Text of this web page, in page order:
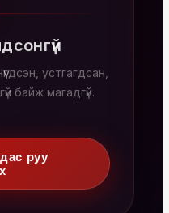
устгагдсан,
байж магадгүй.
руу